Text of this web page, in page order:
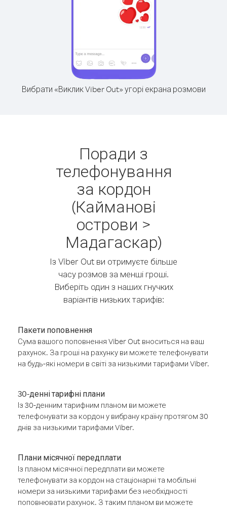
Вибрати «Виклик Viber Out» угорі екрана розмови
Поради з
телефонування
за кордон
(Кайманові
острови >
Мадагаскар)
Із Viber Out ви отримуєте більше
часу розмов за менші гроші.
Виберіть один з наших гнучких
варіантів низьких тарифів:
Пакети поповнення
Сума вашого поповнення Viber Out вноситься на ваш
рахунок. За гроші на рахунку ви можете телефонувати
на будь-які номери в світі за низькими тарифами Viber.
30-денні тарифні плани
Із 30-денним тарифним планом ви можете
телефонувати за кордон у вибрану країну протягом 30
днів за низькими тарифами Viber.
Плани місячної передплати
Із планом місячної передплати ви можете
телефонувати за кордон на стаціонарні та мобільні
номери за низькими тарифами без необхідності
поповнювати рахунок. З таким планом ви можете